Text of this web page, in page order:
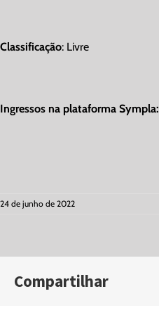
Classificação: Livre
Ingressos na plataforma Sympla:
24 de junho de 2022
Compartilhar